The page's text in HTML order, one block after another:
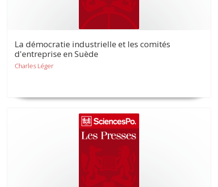
La démocratie industrielle et les comités
d'entreprise en Suède
Charles Léger